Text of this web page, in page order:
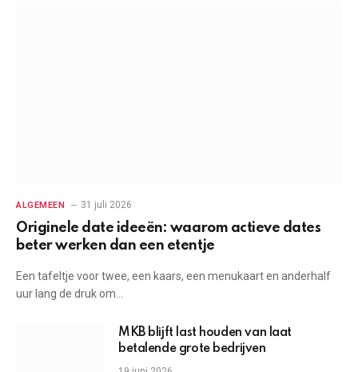
ALGEMEEN 31 juli 2026
Originele date ideeën: waarom actieve dates
beter werken dan een etentje
Een tafeltje voor twee, een kaars, een menukaart en anderhalf
uur lang de druk om…
MKB blijft last houden van laat
betalende grote bedrijven